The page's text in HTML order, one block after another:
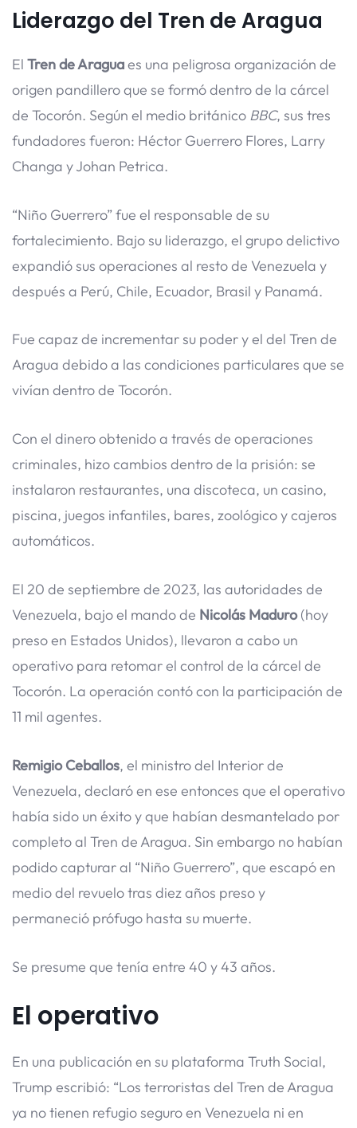
Liderazgo del Tren de Aragua
El Tren de Araguaes una peligrosa organización de
origen pandillero que se formó dentro de la cárcel
de Tocorón. Según el medio británico BBC, sus tres
fundadores fueron: Héctor Guerrero Flores, Larry
Changa y Johan Petrica.
“Niño Guerrero” fue el responsable de su
fortalecimiento. Bajo su liderazgo, el grupo delictivo
expandió sus operaciones al resto de Venezuela y
después a Perú, Chile, Ecuador, Brasil y Panamá.
Fue capaz de incrementar su poder y el del Tren de
Aragua debido a las condiciones particulares que se
vivían dentro de Tocorón.
Con el dinero obtenido a través de operaciones
criminales, hizo cambios dentro de la prisión: se
instalaron restaurantes, una discoteca, un casino,
piscina, juegos infantiles, bares, zoológico y cajeros
automáticos.
El 20 de septiembre de 2023, las autoridades de
Venezuela, bajo el mando de Nicolás Maduro(hoy
preso en Estados Unidos), llevaron a cabo un
operativo para retomar el control de la cárcel de
Tocorón. La operación contó con la participación de
11 mil agentes.
Remigio Ceballos, el ministro del Interior de
Venezuela, declaró en ese entonces que el operativo
había sido un éxito y que habían desmantelado por
completo al Tren de Aragua. Sin embargo no habían
podido capturar al “Niño Guerrero”, que escapó en
medio del revuelo tras diez años preso y
permaneció prófugo hasta su muerte.
Se presume que tenía entre 40 y 43 años.
El operativo
En una publicación en su plataforma Truth Social,
Trump escribió: “Los terroristas del Tren de Aragua
ya no tienen refugio seguro en Venezuela ni en